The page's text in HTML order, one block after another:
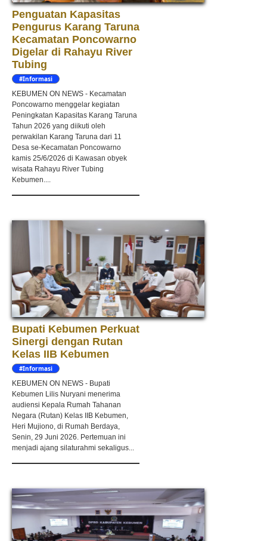
Penguatan Kapasitas
Pengurus Karang Taruna
Kecamatan Poncowarno
Digelar di Rahayu River
Tubing
#Informasi
KEBUMEN ON NEWS - Kecamatan
Poncowarno menggelar kegiatan
Peningkatan Kapasitas Karang Taruna
Tahun 2026 yang diikuti oleh
perwakilan Karang Taruna dari 11
Desa se-Kecamatan Poncowarno
kamis 25/6/2026 di Kawasan obyek
wisata Rahayu River Tubing
Kebumen....
Bupati Kebumen Perkuat
Sinergi dengan Rutan
Kelas IIB Kebumen
#Informasi
KEBUMEN ON NEWS - Bupati
Kebumen Lilis Nuryani menerima
audiensi Kepala Rumah Tahanan
Negara (Rutan) Kelas IIB Kebumen,
Heri Mujiono, di Rumah Berdaya,
Senin, 29 Juni 2026. Pertemuan ini
menjadi ajang silaturahmi sekaligus...